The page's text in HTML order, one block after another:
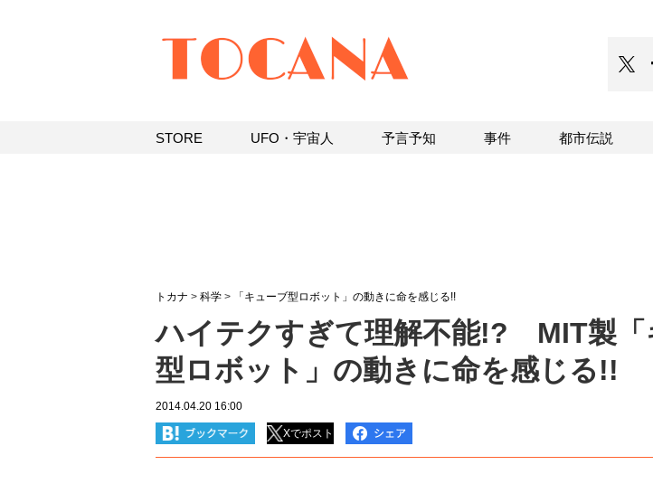
トカナ > 科学 > 「キューブ型ロボット」の動きに命を感じる!!
ハイテクすぎて理解不能!? MIT製「
型ロボット」の動きに命を感じる!!
2014.04.20 16:00
Xでポスト
STORE UFO・宇宙人 予言予知 事件 都市伝説